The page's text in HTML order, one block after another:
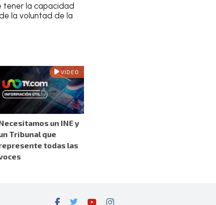
tener la capacidad
la voluntad de la
VIDEO
un INE y
Tribunal que
todas las